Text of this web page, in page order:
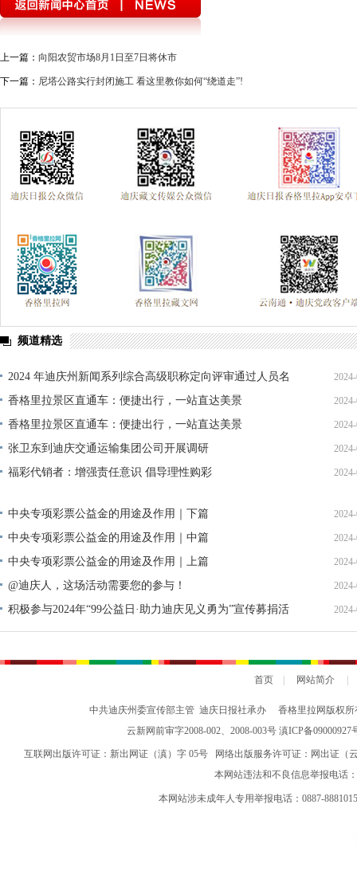
上一篇： 向阳农贸市场8月1日至7日将休市
下一篇： 尼塔公路实行封闭施工 看这里教你如何“绕道走”!
频道精选
2024 年迪庆州新闻系列综合高级职称定向评审通过人员名
单公示
香格里拉景区直通车：便捷出行，一站直达美景
香格里拉景区直通车：便捷出行，一站直达美景
张卫东到迪庆交通运输集团公司开展调研
福彩代销者：增强责任意识 倡导理性购彩
中央专项彩票公益金的用途及作用｜下篇
中央专项彩票公益金的用途及作用｜中篇
中央专项彩票公益金的用途及作用｜上篇
@迪庆人，这场活动需要您的参与！
积极参与2024年“99公益日·助力迪庆见义勇为”宣传募捐活
动倡议书